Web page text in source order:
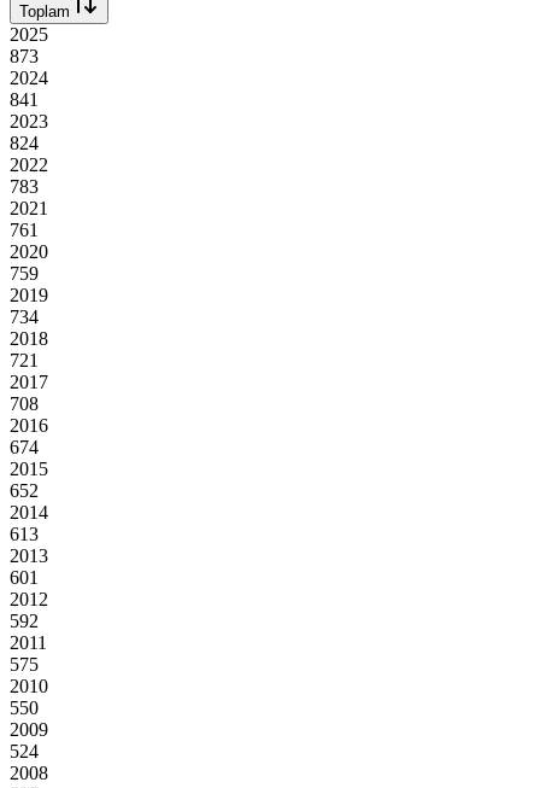
Toplam
2025
873
2024
841
2023
824
2022
783
2021
761
2020
759
2019
734
2018
721
2017
708
2016
674
2015
652
2014
613
2013
601
2012
592
2011
575
2010
550
2009
524
2008